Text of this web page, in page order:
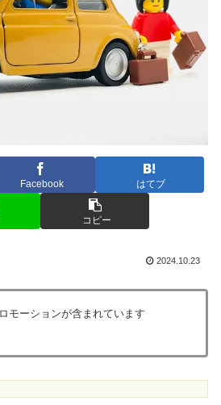
Facebook はてブ
コピー
2024.10.23
モーションが含まれています